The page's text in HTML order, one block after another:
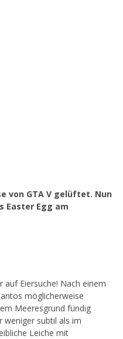
von GTA V gelüftet. Nun
Easter Egg am
Eiersuche! Nach einem
möglicherweise
Meeresgrund fündig
weniger subtil als im
Leiche mit